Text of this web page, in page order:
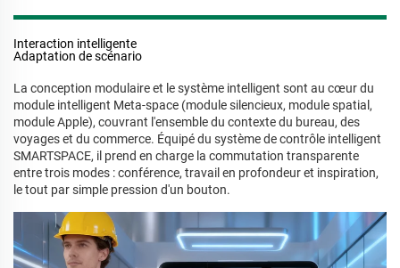
Interaction intelligente
Adaptation de scénario
La conception modulaire et le système intelligent sont au cœur du
module intelligent Meta-space (module silencieux, module spatial,
module Apple), couvrant l'ensemble du contexte du bureau, des
voyages et du commerce. Équipé du système de contrôle intelligent
SMARTSPACE, il prend en charge la commutation transparente
entre trois modes : conférence, travail en profondeur et inspiration,
le tout par simple pression d'un bouton.